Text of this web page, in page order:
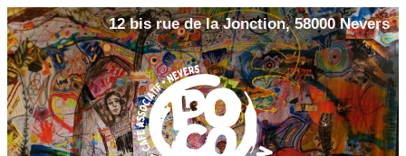
12 bis rue de la Jonction, 58000 Nevers